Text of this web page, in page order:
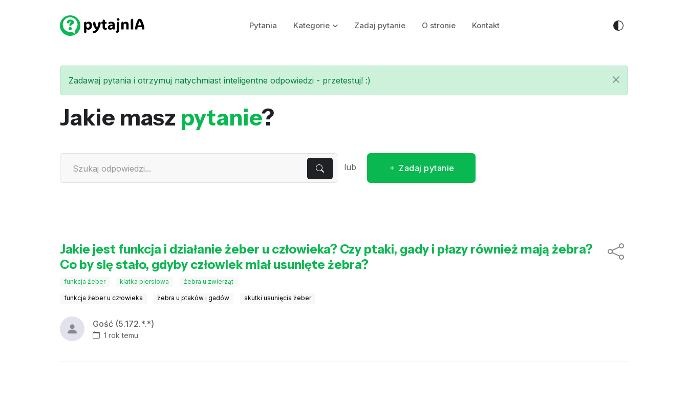
Pytania Kategorie Zadaj pytanie O stronie Kontakt
Zadawaj pytania i otrzymuj natychmiast inteligentne odpowiedzi - przetestuj! :)
Jakie masz pytanie?
lub Zadaj pytanie
Jakie jest funkcja i działanie żeber u człowieka? Czy ptaki, gady i płazy również mają żebra?
Co by się stało, gdyby człowiek miał usunięte żebra?
funkcja żeber klatka piersiowa żebra u zwierząt
funkcja żeber u człowieka żebra u ptaków i gadów skutki usunięcia żeber
Gość (5.172.*.*)
1 rok temu